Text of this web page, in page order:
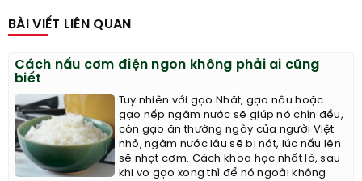
BÀI VIẾT LIÊN QUAN
Cách nấu cơm điện ngon không phải ai cũng
biết
Tuy nhiên với gạo Nhật, gạo nâu hoặc
gạo nếp ngâm nước sẽ giúp nó chín đều,
còn gạo ăn thường ngày của người Việt
nhỏ, ngâm nước lâu sẽ bị nát, lúc nấu lên
sẽ nhạt cơm. Cách khoa học nhất là, sau
khi vo gạo xong thì để nó ngoài không